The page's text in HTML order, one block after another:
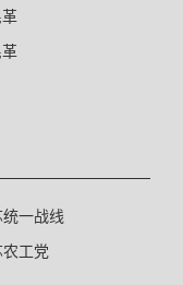
一战线
工党